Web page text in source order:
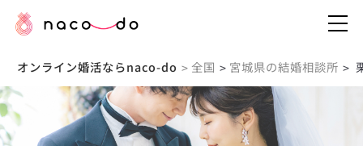
オンライン婚活ならnaco-do > 全国 > 宮城県の結婚相談所 >